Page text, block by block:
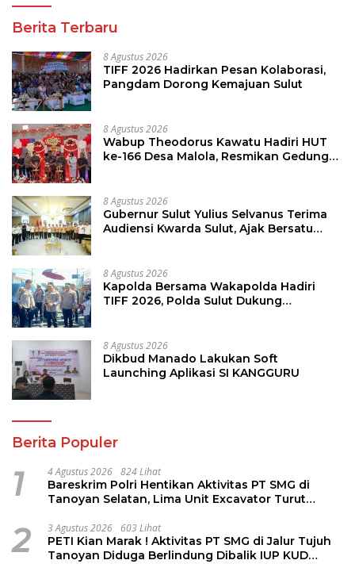
Berita Terbaru
8 Agustus 2026
TIFF 2026 Hadirkan Pesan Kolaborasi,
Pangdam Dorong Kemajuan Sulut
8 Agustus 2026
Wabup Theodorus Kawatu Hadiri HUT
ke-166 Desa Malola, Resmikan Gedung
8 Agustus 2026
Gubernur Sulut Yulius Selvanus Terima
Audiensi Kwarda Sulut, Ajak Bersatu
8 Agustus 2026
Kapolda Bersama Wakapolda Hadiri
TIFF 2026, Polda Sulut Dukung
8 Agustus 2026
Dikbud Manado Lakukan Soft
Launching Aplikasi SI KANGGURU
Berita Populer
1 4 Agustus 2026 824 Lihat
Bareskrim Polri Hentikan Aktivitas PT SMG di
Tanoyan Selatan, Lima Unit Excavator Turut
2 3 Agustus 2026 603 Lihat
PETI Kian Marak ! Aktivitas PT SMG di Jalur Tujuh
Tanoyan Diduga Berlindung Dibalik IUP KUD